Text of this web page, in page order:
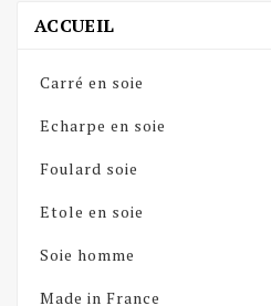
ACCUEIL
Carré en soie
Echarpe en soie
Foulard soie
Etole en soie
Soie homme
Made in France